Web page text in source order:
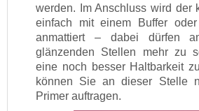
werden. Im Anschluss wird der
einfach mit einem Buffer
anmattiert – dabei dürfen
glänzenden Stellen mehr zu
eine noch besser Haltbarkeit
können Sie an dieser Stelle
Primer auftragen.